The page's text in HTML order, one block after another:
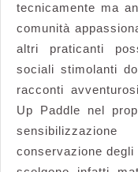
tecnicamente ma
comunità
altri praticanti
sociali stimolanti
racconti
Up Paddle nel
conservazione